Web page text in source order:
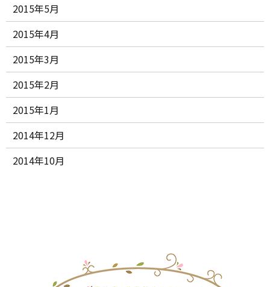
2015年5月
2015年4月
2015年3月
2015年2月
2015年1月
2014年12月
2014年10月